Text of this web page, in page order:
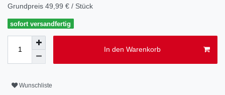
Grundpreis 49,99 € / Stück
sofort versandfertig
In den Warenkorb
Wunschliste